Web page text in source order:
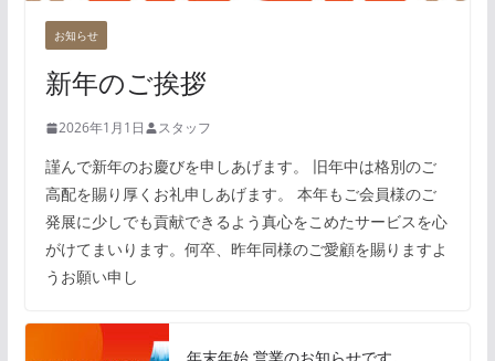
お知らせ
新年のご挨拶
2026年1月1日 スタッフ
謹んで新年のお慶びを申しあげます。 旧年中は格別のご
高配を賜り厚くお礼申しあげます。 本年もご会員様のご
発展に少しでも貢献できるよう真心をこめたサービスを心
がけてまいります。何卒、昨年同様のご愛顧を賜りますよ
うお願い申し